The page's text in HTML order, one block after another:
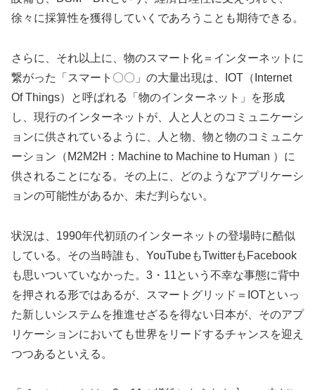
徐々に採算性を獲得していくであろうことも期待できる。
さらに、それ以上に、物のスマート化＝インターネットに
繋がった「スマート〇〇」の大量出現は、IOT（Internet
Of Things）と呼ばれる「物のインターネット」を形成
し、現行のインターネットが、人と人とのコミュニケーシ
ョンに供されているように、人と物、物と物のコミュニケ
ーション（M2M2H：Machine to Machine to Human ）に
供されることになる。その上に、どのようなアプリケーシ
ョンの可能性があるか、未だ判らない。
状況は、1990年代初頭のインターネットの登場時に酷似
している。その当時誰も、YouTubeもTwitterもFacebook
も思いついていなかった。3・11という不幸な事態に背中
を押される形ではあるが、スマートグリッド＝IOTといっ
た新しいシステムを推進せざるを得ない日本が、そのアプ
リケーションにおいても世界をリードするチャンスを迎え
つつあるといえる。